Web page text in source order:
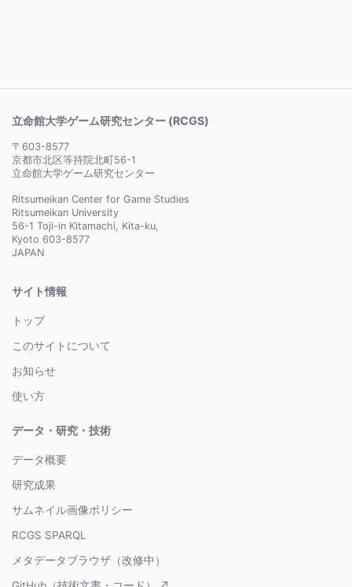
立命館大学ゲーム研究センター (RCGS)
〒603-8577
京都市北区等持院北町56-1
立命館大学ゲーム研究センター
Ritsumeikan Center for Game Studies
Ritsumeikan University
56-1 Toji-in Kitamachi, Kita-ku,
Kyoto 603-8577
JAPAN
サイト情報
トップ
このサイトについて
お知らせ
使い方
データ・研究・技術
データ概要
研究成果
サムネイル画像ポリシー
RCGS SPARQL
メタデータブラウザ（改修中）